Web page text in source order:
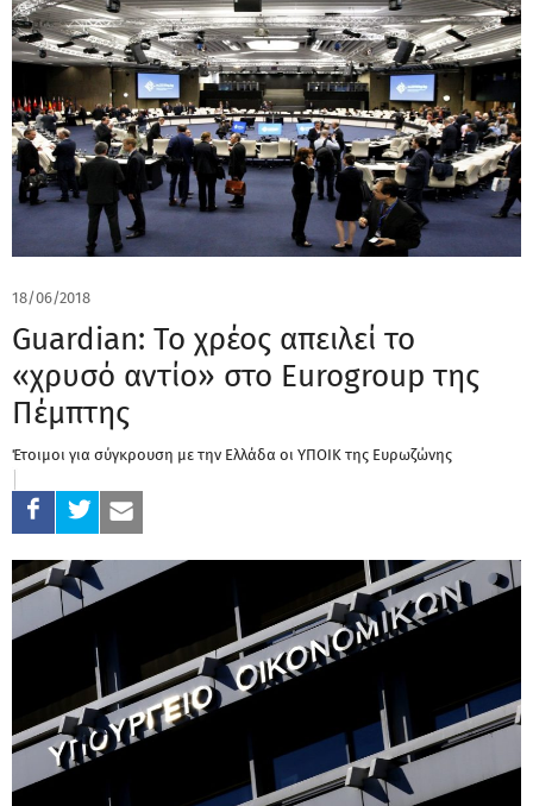
18/06/2018
Guardian: Το χρέος απειλεί το
«χρυσό αντίο» στο Eurogroup της
Πέμπτης
Έτοιμοι για σύγκρουση με την Ελλάδα οι ΥΠΟΙΚ της Ευρωζώνης